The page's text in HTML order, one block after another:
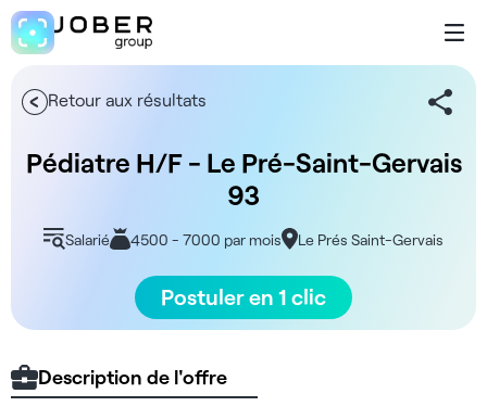
Retour aux résultats
Pédiatre H/F - Le Pré-Saint-Gervais
93
Salarié 4500 - 7000 par mois Le Prés Saint-Gervais
Postuler en 1 clic
Description de l'offre